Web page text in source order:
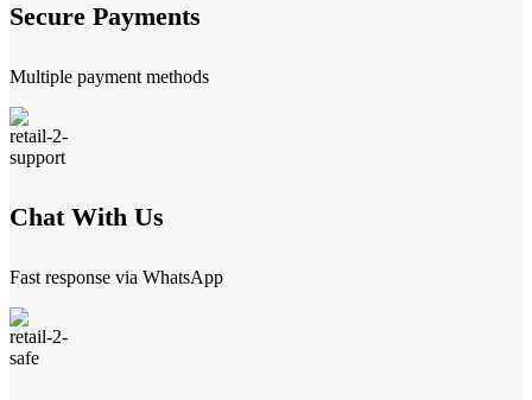
Secure Payments
Multiple payment methods
Chat With Us
Fast response via WhatsApp